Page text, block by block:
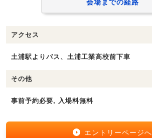
会場までの経路
アクセス
土浦駅よりバス、土浦工業高校前下車
その他
事前予約必要, 入場料無料
エントリーページへ